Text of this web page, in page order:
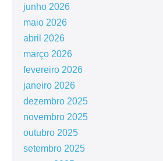
junho 2026
maio 2026
abril 2026
março 2026
fevereiro 2026
janeiro 2026
dezembro 2025
novembro 2025
outubro 2025
setembro 2025